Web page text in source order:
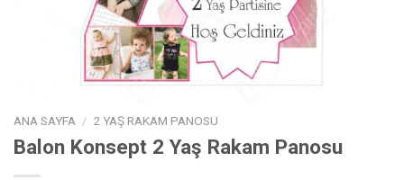
ANA SAYFA / 2 YAŞ RAKAM PANOSU
Balon Konsept 2 Yaş Rakam Panosu